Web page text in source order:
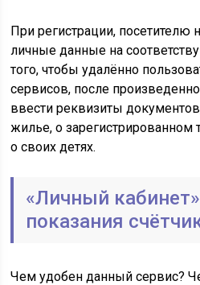
При регистрации, посетителю
личные данные на
того, чтобы удалённо
сервисов, после
ввести реквизиты
жилье, о зарегистрированном
о своих детях.
«Личный
показания
Чем удобен данный сервис?